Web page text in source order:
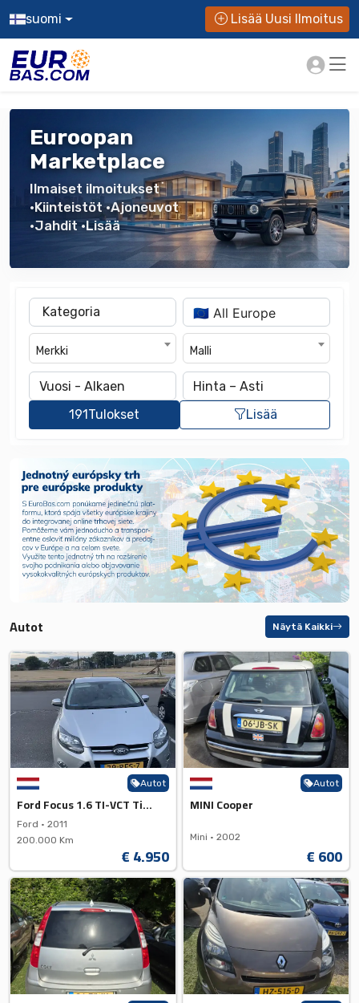
suomi Lisää Uusi Ilmoitus
Euroopan
Marketplace
Ilmaiset ilmoitukset
•Kiinteistöt •Ajoneuvot
•Jahdit •Lisää
Kategoria
Merkki Malli
191Tulokset Lisää
Autot Näytä Kaikki
Autot
Ford Focus 1.6 TI-VCT Titanium
Ford • 2011
200.000 Km
€ 4.950
Autot
MINI Cooper
Mini • 2002
€ 600